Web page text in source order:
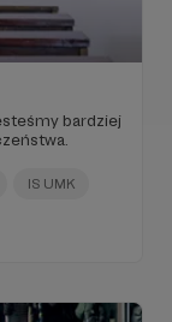
bardziej
IS UMK